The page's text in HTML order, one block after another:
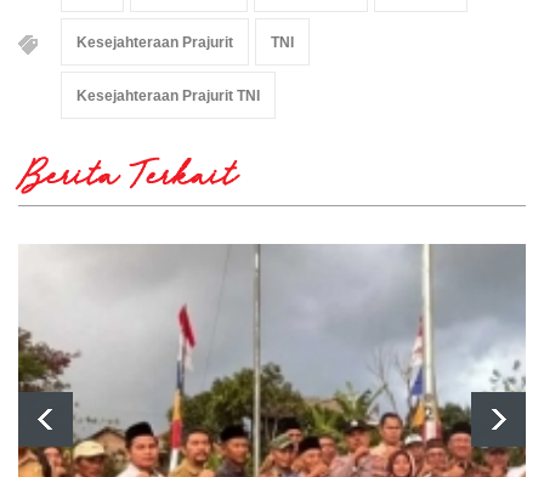
Kesejahteraan Prajurit TNI
Kesejahteraan Prajurit TNI
Berita Terkait